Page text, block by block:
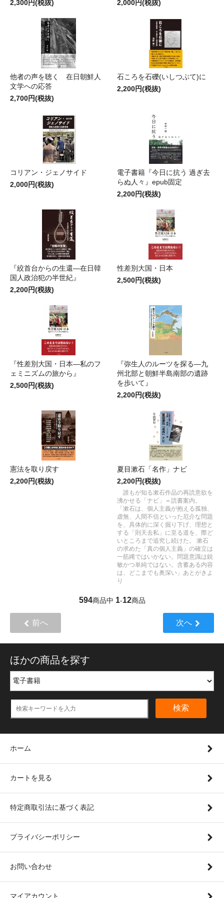
2,300円(税抜) 2,000円(税抜)
他者の声を聴く 在日朝鮮人
文学への応答
2,700円(税抜)
石ころを石礫(いしつぶて)に
2,200円(税抜)
コリアン・ジェノサイド
2,000円(税抜)
電子書籍『今日に抗う 過ぎ去
らぬ人々』epub固定
2,200円(税抜)
『絞首台からの生還―在日韓
国人政治犯の半世紀』
2,200円(税抜)
性差別大国・日本
2,500円(税抜)
『性差別大国・日本―私のフ
ェミニズムの旅から』
2,500円(税抜)
『弥生人のルーツを探る―九
州北部と朝鮮半島南部の遺跡
を歩いて』
2,200円(税抜)
憲法を取り戻す
2,200円(税抜)
夏目漱石「名作」ナビ
2,200円(税抜)
誰もが知る漱石作品の再読意欲を
沸かせる「ナビ」＝読書案内。
「漱石は、個人主義が抱える孤独、
虚無、人間不信といった厄介な問題
を、具体的に深く掘り下げ、理想と
する「則天去私」に至る道を、際ど
いところまで追究し続けた。 漱石
の求めた「真の個人主義」の確立は
一筋縄ではいかない。問題意識は鋭
敏かつ単純ではない。含蓄ある内容
は、どこまでも奥深い」あとがきよ
り
594商品中 1-12商品
前へ 次へ
ほかの商品を探す
検索
ホーム
カートを見る
特定商取引法に基づく表記
プライバシーポリシー
お問い合わせ
マイアカウント